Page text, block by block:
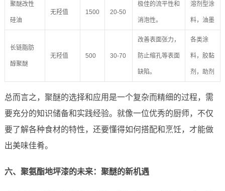
聚醚改性
硅油
无羟值 1500 20-50
极佳的流平性和
消泡性。
溶剂型涂
料，油墨
长链脂肪
醇聚醚
无羟值 500 30-70
改善表面张力，
防止缩孔等表面
缺陷。
各类涂
料，胶黏
剂，助剂
总而言之，聚醚的选择和应用是一个复杂而精细的过程，需
要充分的知识储备和实践经验。就像一位优秀的厨师，不仅
要了解各种食材的特性，还要懂得如何搭配和烹饪，才能做
出美味佳肴。
六、聚氨酯地坪漆的未来：聚醚的新机遇